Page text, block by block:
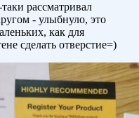
рассматривал
- улыбнуло, это
как для
сделать отверстие=)